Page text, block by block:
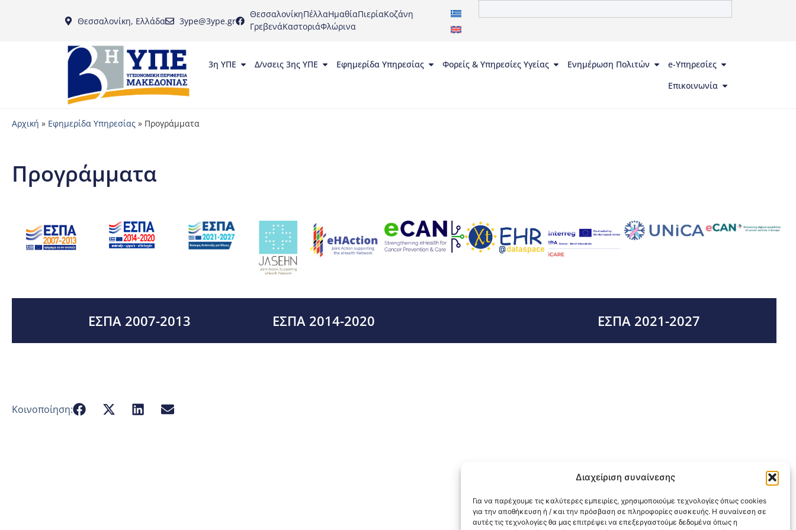
Διαχείριση συναίνεσης
Για να παρέχουμε τις καλύτερες εμπειρίες, χρησιμοποιούμε τεχνολογίες όπως cookies
για την αποθήκευση ή / και την πρόσβαση σε πληροφορίες συσκευής. Η συναίνεση σε
αυτές τις τεχνολογίες θα μας επιτρέψει να επεξεργαστούμε δεδομένα όπως η
Θεσσαλονίκη, Ελλάδα 3ype@3ype.gr
ΘεσσαλονίκηΠέλλαΗμαθίαΠιερίαΚοζάνη
ΓρεβενάΚαστοριάΦλώρινα
3η ΥΠΕ Δ/νσεις 3ης ΥΠΕ Εφημερίδα Υπηρεσίας Φορείς & Υπηρεσίες Υγείας Ενημέρωση Πολιτών
e-Υπηρεσίες
Επικοινωνία
Αρχική » Εφημερίδα Υπηρεσίας » Προγράμματα
Προγράμματα
ΕΣΠΑ 2007-2013 ΕΣΠΑ 2014-2020 ΕΣΠΑ 2021-2027
Κοινοποίηση: